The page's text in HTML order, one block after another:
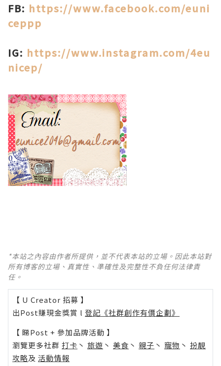
FB: https://www.facebook.com/euni
ceppp
IG: https://www.instagram.com/4eu
nicep/
*本站之內容由作者所提供，並不代表本站的立場。因此本站對
所有博客的立場、真實性、準確性及完整性不負任何法律責
任。
【 U Creator 招募 】
出Post賺現金獎賞 l 登記《社群創作有價企劃》
【 睇Post + 參加品牌活動 】
瀏覽更多社群 打卡 丶 旅遊 丶 美食 丶 親子 丶 寵物 丶 扮靚
攻略及 活動情報